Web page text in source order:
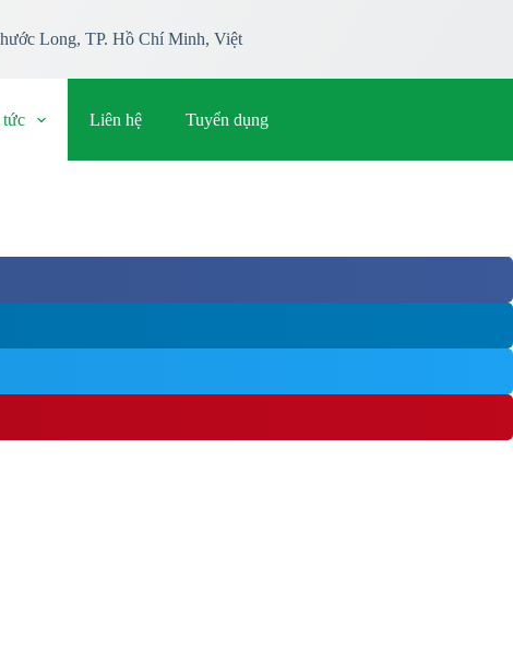
Long, TP. Hồ Chí Minh, Việt
Liên hệ Tuyển dụng